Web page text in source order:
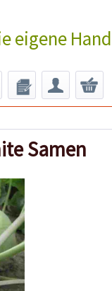
eigene Hand
Samen